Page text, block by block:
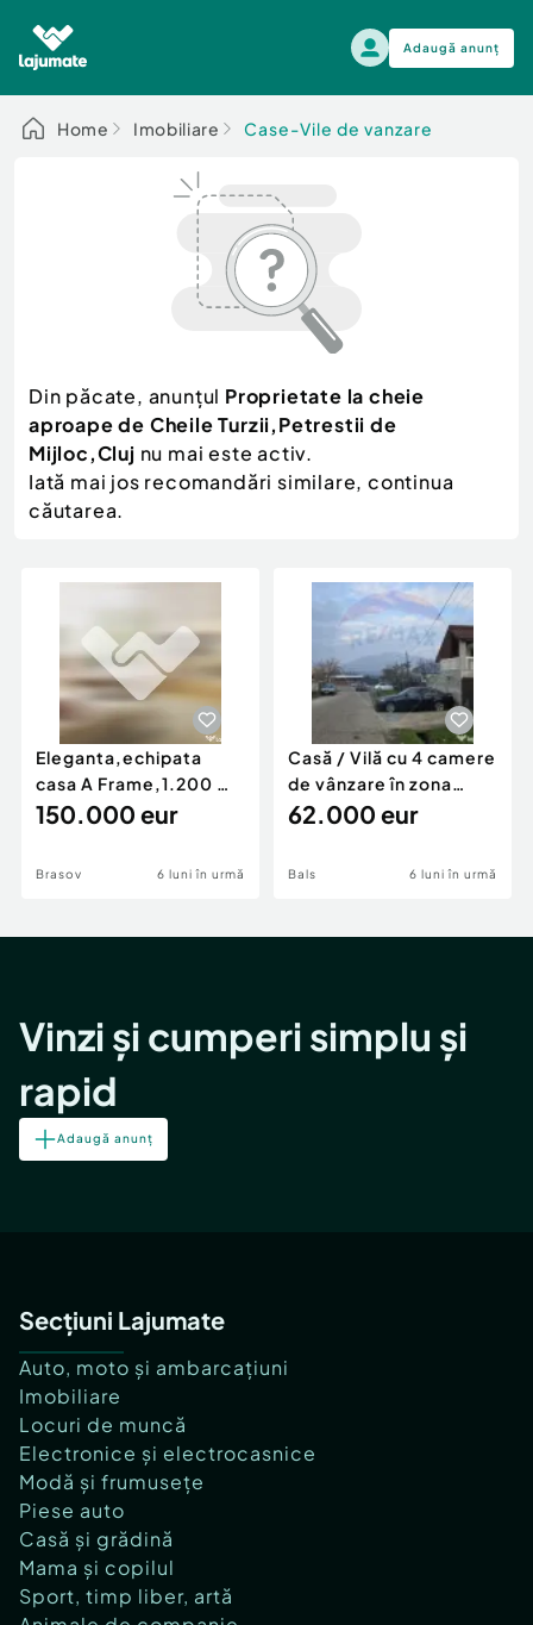
Adaugă anunț
Alege categoria
Auto, moto si ambarcatiuni
Electronice si electrocasnice
Mama si copilul
Moda si frumusete
Sport, timp liber, arta
Agro si Industrie
Afaceri și echipamente profesionale
Inchiriere Bunuri si Vehicule
Auto, moto si ambarcatiuni
Scutere - ATV - UTV
Autoutilitare
Ambarcatiuni
Camioane - Rulote - Remorci
Motociclete
Piese auto si accesorii
Home Imobiliare Case-Vile de vanzare
Din păcate, anunțul Proprietate la cheie
aproape de Cheile Turzii,Petrestii de
Mijloc,Cluj nu mai este activ.
Iată mai jos recomandări similare, continua
căutarea.
Eleganta,echipata
casa A Frame,1.200 mp
teren,deschidere Pia
150.000 eur
Brasov 6 luni în urmă
Casă / Vilă cu 4 camere
de vânzare în zona
Periferie
62.000 eur
Bals 6 luni în urmă
Vinzi și cumperi simplu și
rapid
Adaugă anunț
Secțiuni Lajumate
Auto, moto și ambarcațiuni
Imobiliare
Locuri de muncă
Electronice și electrocasnice
Modă și frumusețe
Piese auto
Casă și grădină
Mama și copilul
Sport, timp liber, artă